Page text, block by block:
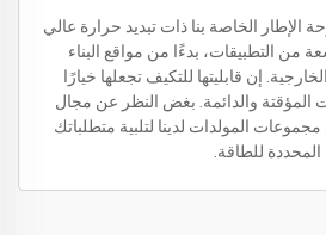
الإطار الخاصة بنا ذات تبديد حرارة عالي
من التطبيقات، بدءًا من مواقع البناء
إن قابليتها للتكيف تجعلها خيارًا
المؤقتة والدائمة. بغض النظر عن مجال
المولدات لدينا لتلبية متطلباتك
المحددة للطاقة.